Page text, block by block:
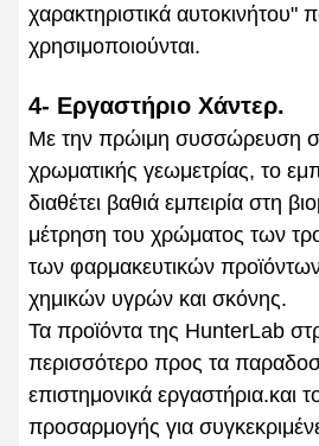
χαρακτηριστικά αυτοκινήτου"
χρησιμοποιούνται.
4- Εργαστήριο Χάντερ.
Με την πρώιμη συσσώρευση
χρωματικής γεωμετρίας, το
διαθέτει βαθιά εμπειρία στη
μέτρηση του χρώματος των
των φαρμακευτικών
χημικών υγρών και σκόνης.
Τα προϊόντα της HunterLab
περισσότερο προς τα
επιστημονικά εργαστήρια.και
προσαρμογής για